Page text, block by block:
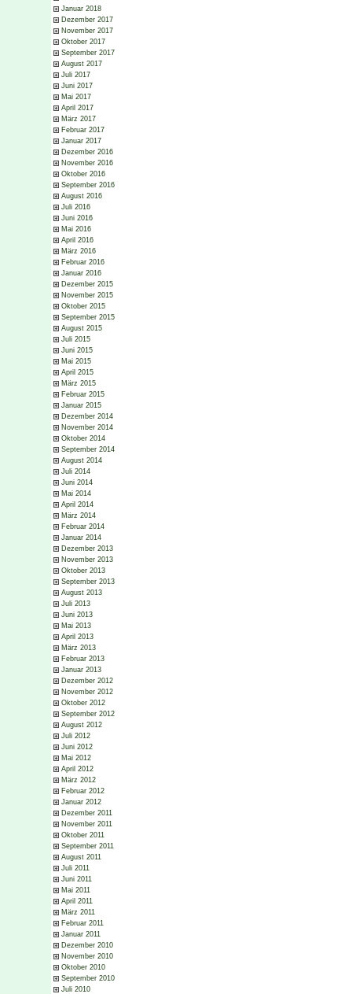
Januar 2018
Dezember 2017
November 2017
Oktober 2017
September 2017
August 2017
Juli 2017
Juni 2017
Mai 2017
April 2017
März 2017
Februar 2017
Januar 2017
Dezember 2016
November 2016
Oktober 2016
September 2016
August 2016
Juli 2016
Juni 2016
Mai 2016
April 2016
März 2016
Februar 2016
Januar 2016
Dezember 2015
November 2015
Oktober 2015
September 2015
August 2015
Juli 2015
Juni 2015
Mai 2015
April 2015
März 2015
Februar 2015
Januar 2015
Dezember 2014
November 2014
Oktober 2014
September 2014
August 2014
Juli 2014
Juni 2014
Mai 2014
April 2014
März 2014
Februar 2014
Januar 2014
Dezember 2013
November 2013
Oktober 2013
September 2013
August 2013
Juli 2013
Juni 2013
Mai 2013
April 2013
März 2013
Februar 2013
Januar 2013
Dezember 2012
November 2012
Oktober 2012
September 2012
August 2012
Juli 2012
Juni 2012
Mai 2012
April 2012
März 2012
Februar 2012
Januar 2012
Dezember 2011
November 2011
Oktober 2011
September 2011
August 2011
Juli 2011
Juni 2011
Mai 2011
April 2011
März 2011
Februar 2011
Januar 2011
Dezember 2010
November 2010
Oktober 2010
September 2010
Juli 2010